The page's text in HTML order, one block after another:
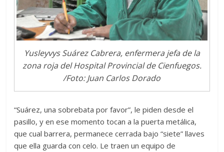
Yusleyvys Suárez Cabrera, enfermera jefa de la
zona roja del Hospital Provincial de Cienfuegos.
/Foto: Juan Carlos Dorado
“Suárez, una sobrebata por favor”, le piden desde el
pasillo, y en ese momento tocan a la puerta metálica,
que cual barrera, permanece cerrada bajo “siete” llaves
que ella guarda con celo. Le traen un equipo de